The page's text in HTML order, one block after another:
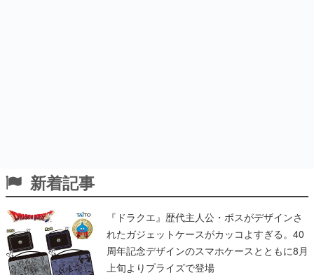
新着記事
『ドラクエ』歴代主人公・ボスがデザインさ
れたガジェットケースがカッコよすぎる。40
周年記念デザインのスマホケースとともに8月
上旬よりプライズで登場